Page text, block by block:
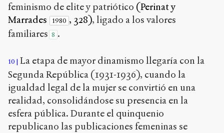
feminismo de elite y patriótico (Perinat y
Marrades
1980 , 328), ligado a los valores
familiares 8 .
10
La etapa de mayor dinamismo llegaría con la
Segunda República (1931-1936), cuando la
igualdad legal de la mujer se convirtió en una
realidad, consolidándose su presencia en la
esfera pública. Durante el quinquenio
republicano las publicaciones femeninas se